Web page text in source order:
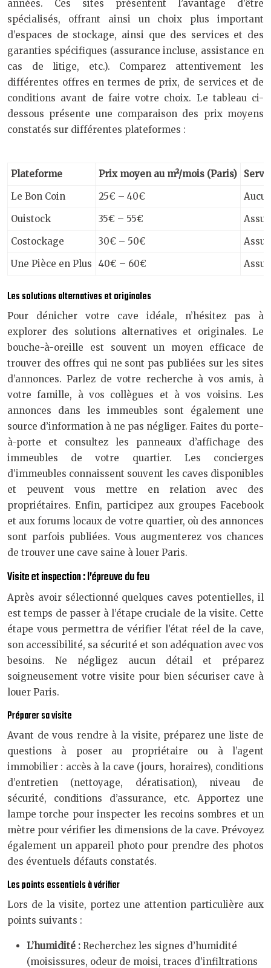
années. Ces sites présentent l’avantage d’être
spécialisés, offrant ainsi un choix plus important
d’espaces de stockage, ainsi que des services et des
garanties spécifiques (assurance incluse, assistance en
cas de litige, etc.). Comparez attentivement les
différentes offres en termes de prix, de services et de
conditions avant de faire votre choix. Le tableau ci-
dessous présente une comparaison des prix moyens
constatés sur différentes plateformes :
Plateforme Prix moyen au m²/mois (Paris)
Le Bon Coin
25€ – 40€
Ouistock
35€ – 55€
Costockage
30€ – 50€
Une Pièce en Plus
40€ – 60€
Les solutions alternatives et originales
Pour dénicher votre cave idéale, n’hésitez pas à
explorer des solutions alternatives et originales. Le
bouche-à-oreille est souvent un moyen efficace de
trouver des offres qui ne sont pas publiées sur les sites
d’annonces. Parlez de votre recherche à vos amis, à
votre famille, à vos collègues et à vos voisins. Les
annonces dans les immeubles sont également une
source d’information à ne pas négliger. Faites du porte-
à-porte et consultez les panneaux d’affichage des
immeubles de votre quartier. Les concierges
d’immeubles connaissent souvent les caves disponibles
et peuvent vous mettre en relation avec des
propriétaires. Enfin, participez aux groupes Facebook
et aux forums locaux de votre quartier, où des annonces
sont parfois publiées. Vous augmenterez vos chances
de trouver une cave saine à louer Paris.
Visite et inspection : l’épreuve du feu
Après avoir sélectionné quelques caves potentielles, il
est temps de passer à l’étape cruciale de la visite. Cette
étape vous permettra de vérifier l’état réel de la cave,
son accessibilité, sa sécurité et son adéquation avec vos
besoins. Ne négligez aucun détail et préparez
soigneusement votre visite pour bien sécuriser cave à
louer Paris.
Préparer sa visite
Avant de vous rendre à la visite, préparez une liste de
questions à poser au propriétaire ou à l’agent
immobilier : accès à la cave (jours, horaires), conditions
d’entretien (nettoyage, dératisation), niveau de
sécurité, conditions d’assurance, etc. Apportez une
lampe torche pour inspecter les recoins sombres et un
mètre pour vérifier les dimensions de la cave. Prévoyez
également un appareil photo pour prendre des photos
des éventuels défauts constatés.
Les points essentiels à vérifier
Lors de la visite, portez une attention particulière aux
points suivants :
L’humidité : Recherchez les signes d’humidité
(moisissures, odeur de moisi, traces d’infiltrations